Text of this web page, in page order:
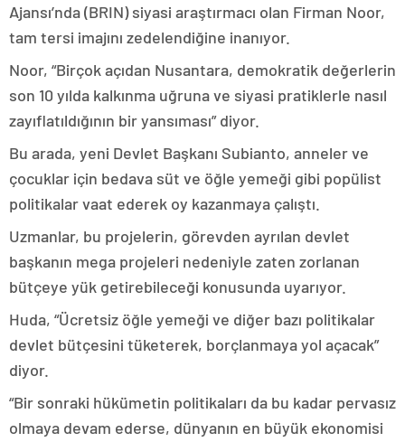
Ajansı’nda (BRIN) siyasi araştırmacı olan Firman Noor,
tam tersi imajını zedelendiğine inanıyor.
Noor, “Birçok açıdan Nusantara, demokratik değerlerin
son 10 yılda kalkınma uğruna ve siyasi pratiklerle nasıl
zayıflatıldığının bir yansıması” diyor.
Bu arada, yeni Devlet Başkanı Subianto, anneler ve
çocuklar için bedava süt ve öğle yemeği gibi popülist
politikalar vaat ederek oy kazanmaya çalıştı.
Uzmanlar, bu projelerin, görevden ayrılan devlet
başkanın mega projeleri nedeniyle zaten zorlanan
bütçeye yük getirebileceği konusunda uyarıyor.
Huda, “Ücretsiz öğle yemeği ve diğer bazı politikalar
devlet bütçesini tüketerek, borçlanmaya yol açacak”
diyor.
“Bir sonraki hükümetin politikaları da bu kadar pervasız
olmaya devam ederse, dünyanın en büyük ekonomisi